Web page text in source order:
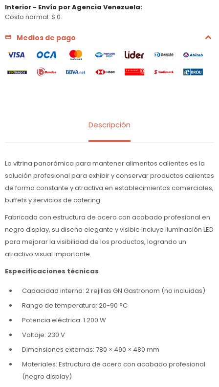
Interior - Envío por Agencia Venezuela:
Costo normal: $ 0.
Medios de pago
Descripción
La vitrina panorámica para mantener alimentos calientes es la
solución profesional para exhibir y conservar productos calientes
de forma constante y atractiva en establecimientos comerciales,
buffets y servicios de catering.
Fabricada con estructura de acero con acabado profesional en
negro display, su diseño elegante y visible incluye iluminación LED
para mejorar la visibilidad de los productos, logrando un
atractivo visual importante.
Especificaciones técnicas
Capacidad interna: 2 rejillas GN Gastronom (no incluidas)
Rango de temperatura: 20-90 °C
Potencia eléctrica: 1.200 W
Voltaje: 230 V
Dimensiones externas: 780 × 490 × 480 mm
Materiales: Estructura de acero con acabado profesional
(negro display)